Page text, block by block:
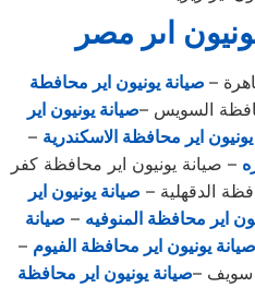
اىر مصر
– صيانة يونيون اير محافطة
السويس –صيانة يونيون اير
اير محافظة الاسكندرية –
– صيانة يونيون اير محافظة كفر
الدقهلية – صيانة يونيون اير
اير محافظة المنوفيه – صيانة
صيانة يونيون اير محافظة الفيوم –
سويف –صيانة يونيون اير محافظة